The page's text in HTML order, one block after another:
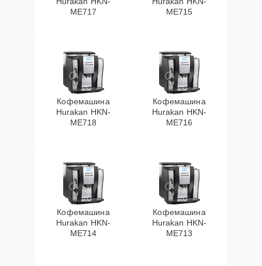
ME717
ME715
Кофемашина
Hurakan HKN-
ME718
Кофемашина
Hurakan HKN-
ME716
Кофемашина
Hurakan HKN-
ME714
Кофемашина
Hurakan HKN-
ME713